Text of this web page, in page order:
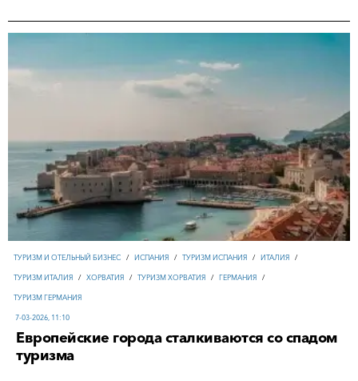
ТУРИЗМ И ОТЕЛЬНЫЙ БИЗНЕС / ИСПАНИЯ / ТУРИЗМ ИСПАНИЯ / ИТАЛИЯ /
ТУРИЗМ ИТАЛИЯ / ХОРВАТИЯ / ТУРИЗМ ХОРВАТИЯ / ГЕРМАНИЯ /
ТУРИЗМ ГЕРМАНИЯ
7-03-2026, 11:10
Европейские города сталкиваются со спадом
туризма